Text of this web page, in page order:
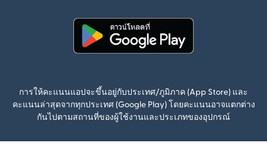
การให้คะแนนแอปจะขึ้นอยู่กับประเทศ/ภูมิภาค (App Store) และ
คะแนนล่าสุดจากทุกประเทศ (Google Play) โดยคะแนนอาจแตกต่าง
กันไปตามสถานที่ของผู้ใช้งานและประเภทของอุปกรณ์